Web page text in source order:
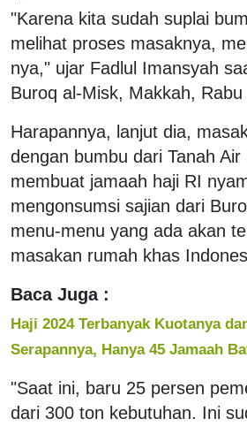
"Karena kita sudah suplai
melihat proses masaknya,
nya," ujar Fadlul Imansyah
Buroq al-Misk, Makkah,
Harapannya, lanjut dia,
dengan bumbu dari Tanah Air
membuat jamaah haji RI
mengonsumsi sajian dari
menu-menu yang ada akan
masakan rumah khas
Baca Juga :
Haji 2024 Terbanyak Kuotanya
Serapannya, Hanya 45 Jamaah
"Saat ini, baru 25 persen
dari 300 ton kebutuhan. Ini